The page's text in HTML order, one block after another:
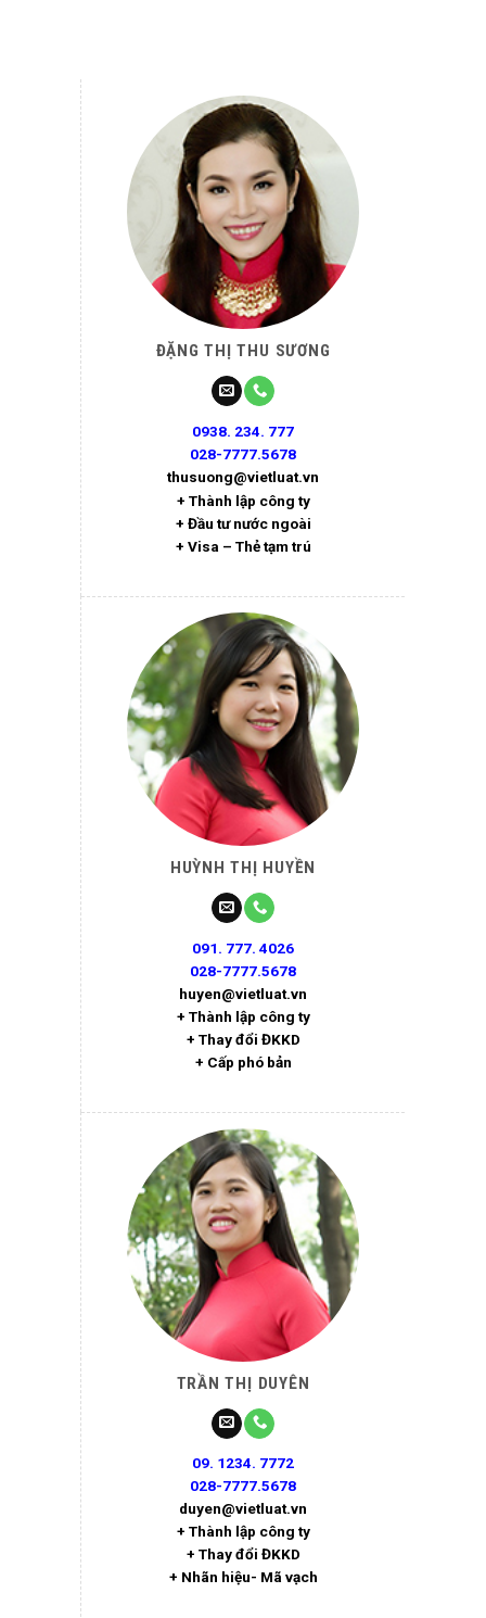
ĐẶNG THỊ THU SƯƠNG
0938. 234. 777
028-7777.5678
thusuong@vietluat.vn
+ Thành lập công ty
+ Đầu tư nước ngoài
+ Visa – Thẻ tạm trú
HUỲNH THỊ HUYỀN
091. 777. 4026
028-7777.5678
huyen@vietluat.vn
+ Thành lập công ty
+ Thay đổi ĐKKD
+ Cấp phó bản
TRẦN THỊ DUYÊN
09. 1234. 7772
028-7777.5678
duyen@vietluat.vn
+ Thành lập công ty
+ Thay đổi ĐKKD
+ Nhãn hiệu- Mã vạch